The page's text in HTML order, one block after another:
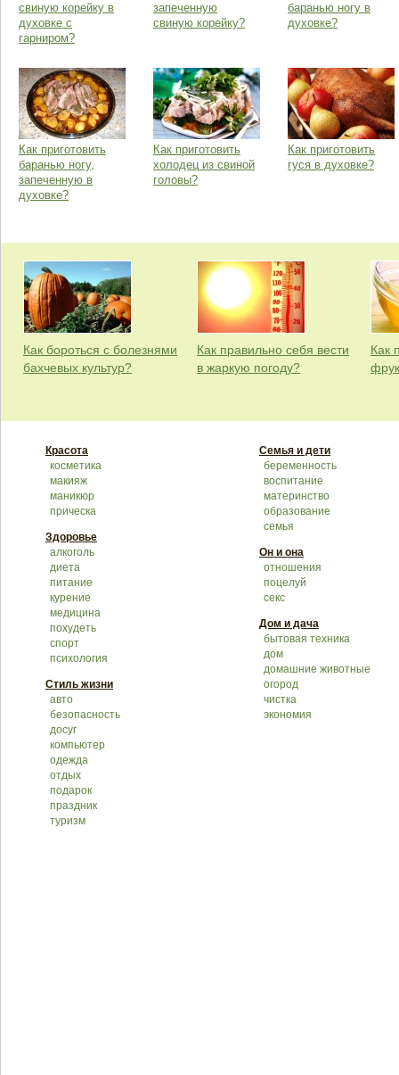
свиную корейку в
духовке с
гарниром?
запеченную
свиную корейку?
баранью ногу в
духовке?
Как приготовить
баранью ногу,
запеченную в
духовке?
Как приготовить
холодец из свиной
головы?
Как приготовить
гуся в духовке?
Как бороться с болезнями
бахчевых культур?
Как правильно себя вести
в жаркую погоду?
Как
Красота
косметика
макияж
маникюр
прическа
Здоровье
алкоголь
диета
питание
курение
медицина
похудеть
спорт
психология
Стиль жизни
авто
безопасность
досуг
компьютер
одежда
отдых
подарок
праздник
туризм
Семья и дети
беременность
воспитание
материнство
образование
семья
Он и она
отношения
поцелуй
секс
Дом и дача
бытовая техника
дом
домашние животные
огород
чистка
экономия